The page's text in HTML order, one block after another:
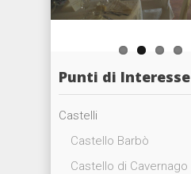
Punti di Interesse
Castelli
Castello Barbò
Castello di Cavernago